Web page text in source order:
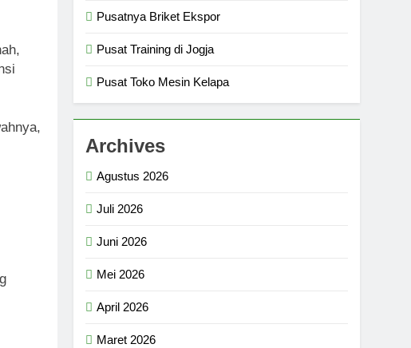
Pusatnya Briket Ekspor
Pusat Training di Jogja
Pusat Toko Mesin Kelapa
Archives
Agustus 2026
Juli 2026
Juni 2026
Mei 2026
April 2026
Maret 2026